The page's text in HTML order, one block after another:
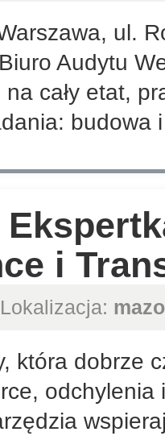
ul.
Audytu
cały etat,
budowa
i
która dobrze